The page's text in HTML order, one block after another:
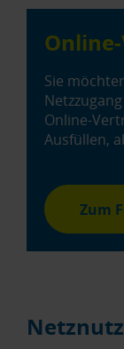
Sie
Online-
Ausfüllen,
Zum